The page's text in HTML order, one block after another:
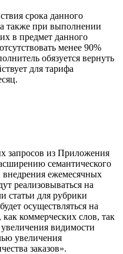
срока данного
также при выполнении
в предмет данного
менее 90%
обязуется вернуть
для тарифа
запросов из Приложения
семантического
ежемесячных
реализовываться на
статьи для рубрики
осуществляться на
коммерческих слов, так
видимости
увеличения
заказов».